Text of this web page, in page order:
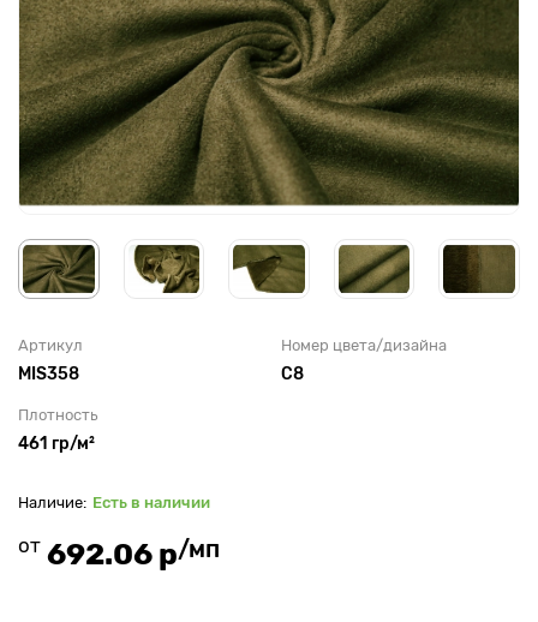
Артикул
MIS358
Номер цвета/дизайна
С8
Плотность
461 гр/м²
Есть в наличии
от 692.06 р/мп